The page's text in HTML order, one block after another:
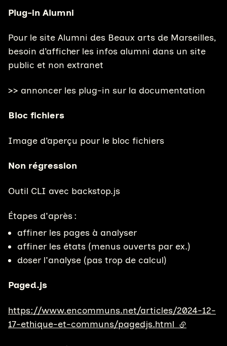
Plug-in Alumni
Pour le site Alumni des Beaux arts de Marseilles,
besoin d’afficher les infos alumni dans un site
public et non extranet
>> annoncer les plug-in sur la documentation
Bloc fichiers
Image d’aperçu pour le bloc fichiers
Non régression
Outil CLI avec backstop.js
Étapes d'après :
affiner les pages à analyser
affiner les états (menus ouverts par ex.)
doser l'analyse (pas trop de calcul)
Paged.js
https://www.encommuns.net/articles/2024-12-
17-ethique-et-communs/pagedjs.html (lien